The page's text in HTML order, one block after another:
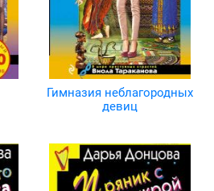
Гимназия неблагородных
девиц